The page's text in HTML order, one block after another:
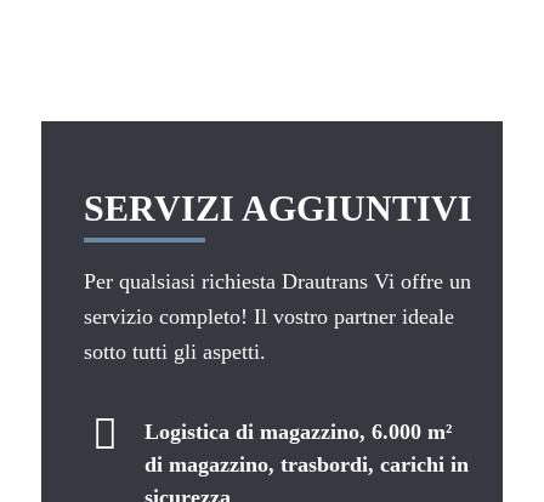
SERVIZI AGGIUNTIVI
Per qualsiasi richiesta Drautrans Vi offre un
servizio completo! Il vostro partner ideale
sotto tutti gli aspetti.
Logistica di magazzino, 6.000 m²
di magazzino, trasbordi, carichi in
sicurezza